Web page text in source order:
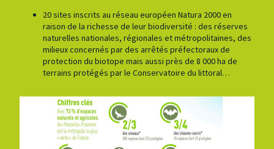
20 sites inscrits au réseau européen Natura 2000 en
raison de la richesse de leur biodiversité : des réserves
naturelles nationales, régionales et métropolitaines, des
milieux concernés par des arrêtés préfectoraux de
protection du biotope mais aussi près de 8 000 ha de
terrains protégés par le Conservatoire du littoral…